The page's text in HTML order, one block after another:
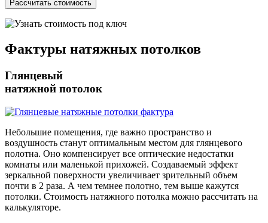
Фактуры натяжных потолков
Глянцевый
натяжной потолок
Небольшие помещения, где важно пространство и
воздушность станут оптимальным местом для глянцевого
полотна. Оно компенсирует все оптические недостатки
комнаты или маленькой прихожей. Создаваемый эффект
зеркальной поверхности увеличивает зрительный объем
почти в 2 раза. А чем темнее полотно, тем выше кажутся
потолки. Стоимость натяжного потолка можно рассчитать на
калькуляторе.